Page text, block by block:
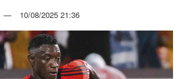
10/08/2025 21:36